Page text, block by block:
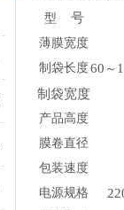
型 号
薄膜宽度
制袋长度60 ～
制袋宽度
产品高度
膜卷直径
包装速度
电源规格